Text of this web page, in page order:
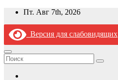
Перейти
содержимому
Пт. Авг 7th, 2026
Версия для слабовидящих